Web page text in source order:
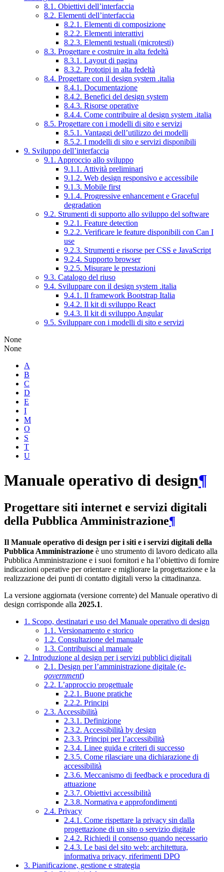
8.1. Obiettivi dell’interfaccia
8.2. Elementi dell’interfaccia
8.2.1. Elementi di composizione
8.2.2. Elementi interattivi
8.2.3. Elementi testuali (microtesti)
8.3. Progettare e costruire in alta fedeltà
8.3.1. Layout di pagina
8.3.2. Prototipi in alta fedeltà
8.4. Progettare con il design system .italia
8.4.1. Documentazione
8.4.2. Benefici del design system
8.4.3. Risorse operative
8.4.4. Come contribuire al design system .italia
8.5. Progettare con i modelli di sito e servizi
8.5.1. Vantaggi dell’utilizzo dei modelli
8.5.2. I modelli di sito e servizi disponibili
9. Sviluppo dell’interfaccia
9.1. Approccio allo sviluppo
9.1.1. Attività preliminari
9.1.2. Web design responsivo e accessibile
9.1.3. Mobile first
9.1.4. Progressive enhancement e Graceful
degradation
9.2. Strumenti di supporto allo sviluppo del software
9.2.1. Feature detection
9.2.2. Verificare le feature disponibili con Can I
use
9.2.3. Strumenti e risorse per CSS e JavaScript
9.2.4. Supporto browser
9.2.5. Misurare le prestazioni
9.3. Catalogo del riuso
9.4. Sviluppare con il design system .italia
9.4.1. Il framework Bootstrap Italia
9.4.2. Il kit di sviluppo React
9.4.3. Il kit di sviluppo Angular
9.5. Sviluppare con i modelli di sito e servizi
None
None
A
B
C
D
E
I
M
O
S
T
U
Manuale operativo di design¶
Progettare siti internet e servizi digitali
della Pubblica Amministrazione¶
Il Manuale operativo di design per i siti e i servizi digitali della
Pubblica Amministrazione è uno strumento di lavoro dedicato alla
Pubblica Amministrazione e i suoi fornitori e ha l’obiettivo di fornire
indicazioni operative per orientare e migliorare la progettazione e la
realizzazione dei punti di contatto digitali verso la cittadinanza.
La versione aggiornata (versione corrente) del Manuale operativo di
design corrisponde alla 2025.1.
1. Scopo, destinatari e uso del Manuale operativo di design
1.1. Versionamento e storico
1.2. Consultazione del manuale
1.3. Contribuisci al manuale
2. Introduzione al design per i servizi pubblici digitali
2.1. Design per l’amministrazione digitale (e-
government)
2.2. L’approccio progettuale
2.2.1. Buone pratiche
2.2.2. Principi
2.3. Accessibilità
2.3.1. Definizione
2.3.2. Accessibilità by design
2.3.3. Principi per l’accessibilità
2.3.4. Linee guida e criteri di successo
2.3.5. Come rilasciare una dichiarazione di
accessibilità
2.3.6. Meccanismo di feedback e procedura di
attuazione
2.3.7. Obiettivi accessibilità
2.3.8. Normativa e approfondimenti
2.4. Privacy
2.4.1. Come rispettare la privacy sin dalla
progettazione di un sito o servizio digitale
2.4.2. Richiedi il consenso quando necessario
2.4.3. Le basi del sito web: architettura,
informativa privacy, riferimenti DPO
3. Pianificazione, gestione e strategia